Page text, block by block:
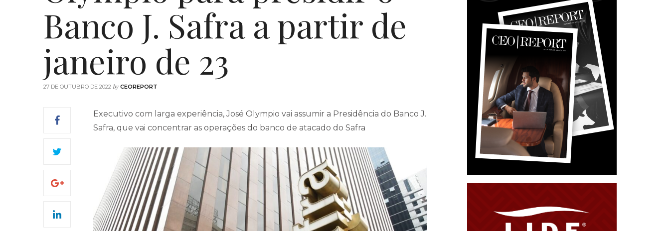
Banco J. Safra a partir de
janeiro de 23
27 DE OUTUBRO DE 2022 by CEOREPORT
Executivo com larga experiência, José Olympio vai assumir a Presidência do Banco J.
Safra, que vai concentrar as operações do banco de atacado do Safra